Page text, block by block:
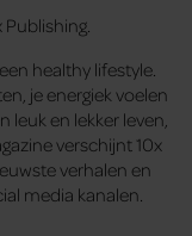
healthy lifestyle.
je energiek voelen
leuk en lekker leven,
verschijnt 10x
verhalen en
media kanalen.